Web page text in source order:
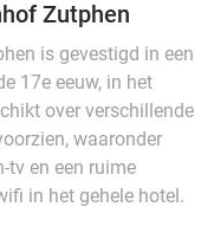
Zutphen
is gevestigd in een
17e eeuw, in het
over verschillende
waaronder
tv en een ruime
in het gehele hotel.